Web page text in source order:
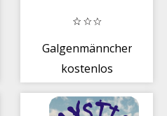
Galgenmännchen
kostenlos